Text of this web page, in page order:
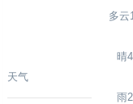
天气
多云
晴
雨